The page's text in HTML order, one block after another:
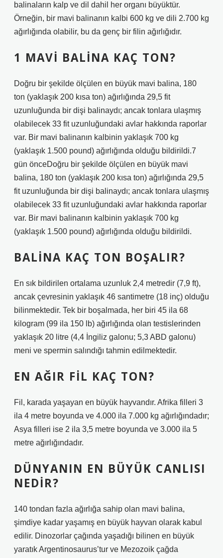
balinaların kalp ve dil dahil her organı büyüktür.
Örneğin, bir mavi balinanın kalbi 600 kg ve dili 2.700 kg
ağırlığında olabilir, bu da genç bir filin ağırlığıdır.
1 MAVI BALINA KAÇ TON?
Doğru bir şekilde ölçülen en büyük mavi balina, 180
ton (yaklaşık 200 kısa ton) ağırlığında 29,5 fit
uzunluğunda bir dişi balinaydı; ancak tonlara ulaşmış
olabilecek 33 fit uzunluğundaki avlar hakkında raporlar
var. Bir mavi balinanın kalbinin yaklaşık 700 kg
(yaklaşık 1.500 pound) ağırlığında olduğu bildirildi.7
gün önceDoğru bir şekilde ölçülen en büyük mavi
balina, 180 ton (yaklaşık 200 kısa ton) ağırlığında 29,5
fit uzunluğunda bir dişi balinaydı; ancak tonlara ulaşmış
olabilecek 33 fit uzunluğundaki avlar hakkında raporlar
var. Bir mavi balinanın kalbinin yaklaşık 700 kg
(yaklaşık 1.500 pound) ağırlığında olduğu bildirildi.
BALINA KAÇ TON BOŞALIR?
En sık bildirilen ortalama uzunluk 2,4 metredir (7,9 ft),
ancak çevresinin yaklaşık 46 santimetre (18 inç) olduğu
bilinmektedir. Tek bir boşalmada, her biri 45 ila 68
kilogram (99 ila 150 lb) ağırlığında olan testislerinden
yaklaşık 20 litre (4,4 İngiliz galonu; 5,3 ABD galonu)
meni ve spermin salındığı tahmin edilmektedir.
EN AĞIR FIL KAÇ TON?
Fil, karada yaşayan en büyük hayvandır. Afrika filleri 3
ila 4 metre boyunda ve 4.000 ila 7.000 kg ağırlığındadır;
Asya filleri ise 2 ila 3,5 metre boyunda ve 3.000 ila 5
metre ağırlığındadır.
DÜNYANIN EN BÜYÜK CANLISI
NEDIR?
140 tondan fazla ağırlığa sahip olan mavi balina,
şimdiye kadar yaşamış en büyük hayvan olarak kabul
edilir. Dinozorlar çağında yaşadığı bilinen en büyük
yaratık Argentinosaurus’tur ve Mezozoik çağda